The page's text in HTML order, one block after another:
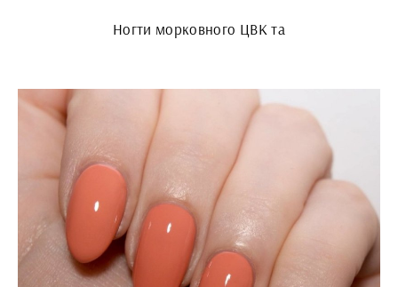
Ногти морковного ЦВК та